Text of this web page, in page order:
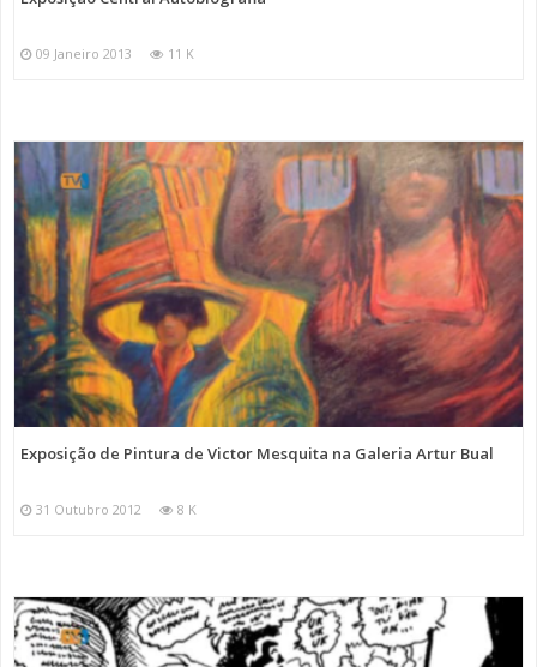
09 Janeiro 2013 11 K
Exposição de Pintura de Victor Mesquita na Galeria Artur Bual
31 Outubro 2012 8 K